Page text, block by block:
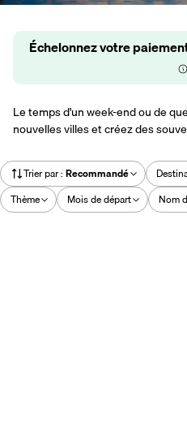
Échelonnez votre
Le temps d'un week-end ou de
nouvelles villes et créez des
Trier par: Recommandé
Thème
Mois de départ Nom